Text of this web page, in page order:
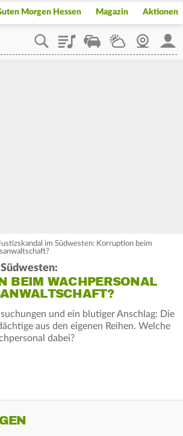
Morgen Hessen Magazin Aktionen
PlaylistStaupilotWetterWebcam
im Südwesten: Korruption beim
BEIM WACHPERSONAL
und ein blutiger Anschlag: Die
aus den eigenen Reihen. Welche
dabei?